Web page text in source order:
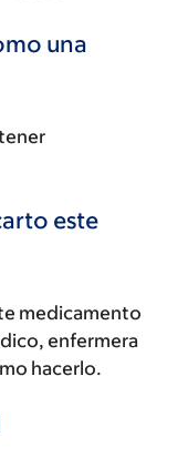
una
este
medicamento
enfermera
hacerlo.